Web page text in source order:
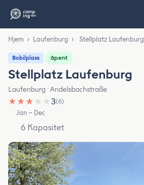
Hjem › Laufenburg › Stellplatz Laufenburg
Bobilplass åpent
Stellplatz Laufenburg
Laufenburg · Andelsbachstraße
★ ★ ★ ★ ★3(6)
Jan – Dec
6 Kapasitet